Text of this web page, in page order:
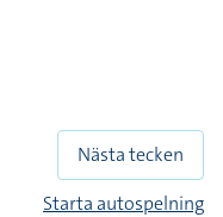
Nästa tecken
Starta autospelning